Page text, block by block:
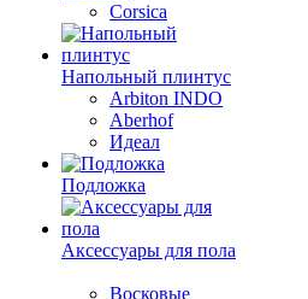
Corsica
Напольный плинтус
Arbiton INDO
Aberhof
Идеал
Подложка
Аксессуары для пола
Восковые